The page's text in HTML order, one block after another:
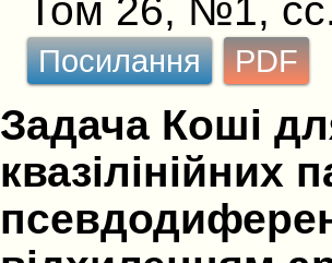
Том 26, №1,
Посилання PDF
Задача Коші
квазілінійних